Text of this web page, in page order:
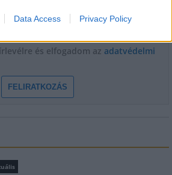
Data Access Privacy Policy
és elfogadom az adatvédelmi
FELIRATKOZÁS